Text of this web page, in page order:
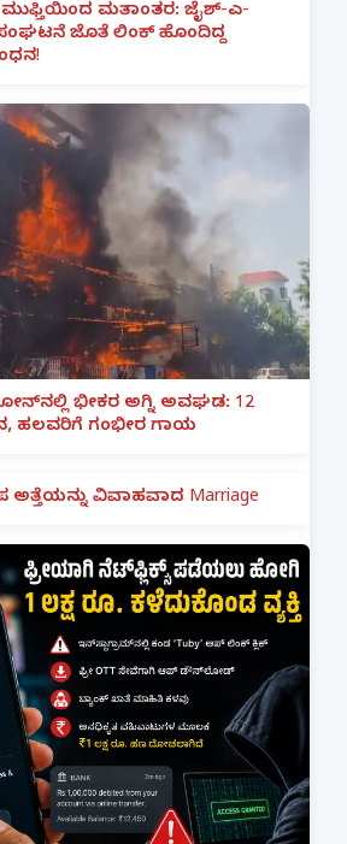
ಮತಾಂತರ: ಜೈಶ್-ಎ-
ಜೊತೆ ಲಿಂಕ್ ಹೊಂದಿದ್ದ
ಭೀಕರ ಅಗ್ನಿ ಅವಘಡ: 12
ಹಲವರಿಗೆ ಗಂಭೀರ ಗಾಯ
ಅತ್ತೆಯನ್ನು ವಿವಾಹವಾದ Marriage